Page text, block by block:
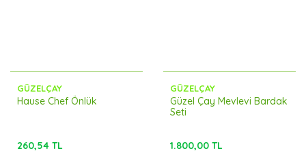
GÜZELÇAY
Hause Chef Önlük
260,54 TL
GÜZELÇAY
Güzel Çay Mevlevi Bardak
Seti
1.800,00 TL